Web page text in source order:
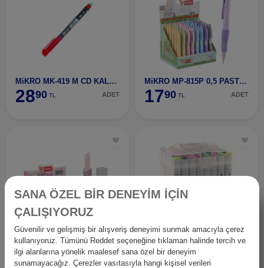
MiKRO MK-419 M CD KALEMi KIRMIZI
2890 TL ADET
MiKRO MP-815P 0,5 PASTEL VERSATiL KALEM
1790 TL ADET
MiKRO RS-101 RUJ SiLGi 24
2490
MiKRO ZW-8001-48 ART ÇiFT TARAFLI
97790 TL
SANA ÖZEL BİR DENEYİM İÇİN
ÇALIŞIYORUZ
Güvenilir ve gelişmiş bir alışveriş deneyimi sunmak amacıyla çerez
kullanıyoruz. Tümünü Reddet seçeneğine tıklaman halinde tercih ve
ilgi alanlarına yönelik maalesef sana özel bir deneyim
sunamayacağız. Çerezler vasıtasıyla hangi kişisel verileri